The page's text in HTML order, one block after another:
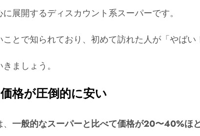
展開するディスカウント系スーパーです。
とで知られており、初めて訪れた人が「やばい
ましょう。
格が圧倒的に安い
一般的なスーパーと比べて価格が20〜40%ほ